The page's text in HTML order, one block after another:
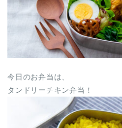
今日のお弁当は、
タンドリーチキン弁当！